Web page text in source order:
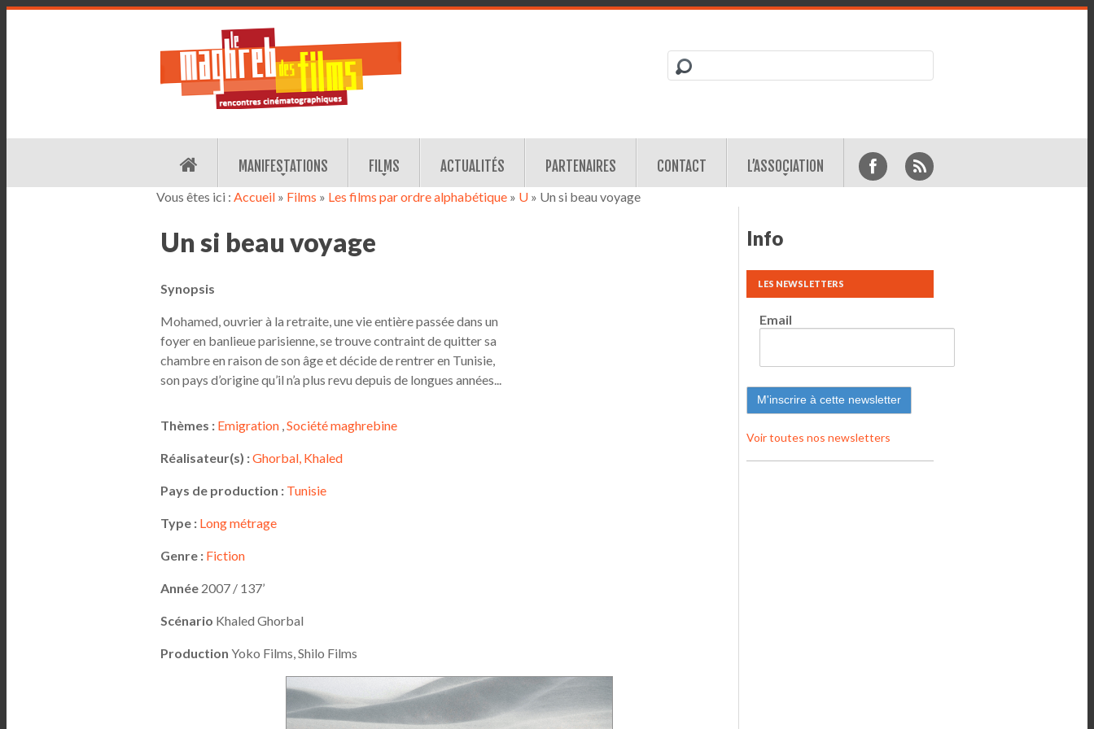
MANIFESTATIONS FILMS ACTUALITÉS PARTENAIRES CONTACT L’ASSOCIATION
Vous êtes ici : Accueil » Films » Les films par ordre alphabétique » U » Un si beau voyage
Un si beau voyage
Synopsis
Mohamed, ouvrier à la retraite, une vie entière passée dans un
foyer en banlieue parisienne, se trouve contraint de quitter sa
chambre en raison de son âge et décide de rentrer en Tunisie,
son pays d’origine qu’il n’a plus revu depuis de longues années...
Thèmes : Emigration ,Société maghrebine
Réalisateur(s) :Ghorbal, Khaled
Pays de production : Tunisie
Type : Long métrage
Genre : Fiction
Année 2007 / 137’
Scénario Khaled Ghorbal
Production Yoko Films, Shilo Films
Info
LES NEWSLETTERS
Email
Voir toutes nos newsletters